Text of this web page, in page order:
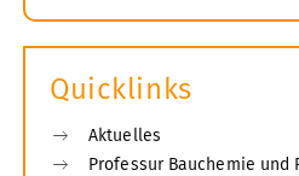
öffnen
Quicklinks
Aktuelles
Professur Bauchemie und